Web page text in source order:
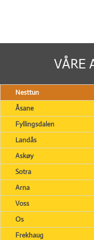
VÅRE
Nesttun
Åsane
Fyllingsdalen
Landås
Askøy
Sotra
Arna
Voss
Os
Frekhaug